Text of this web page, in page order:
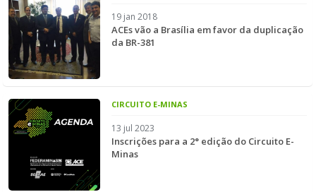
19 jan 2018
ACEs vão a Brasília em favor da duplicação
da BR-381
CIRCUITO E-MINAS
13 jul 2023
Inscrições para a 2° edição do Circuito E-
Minas